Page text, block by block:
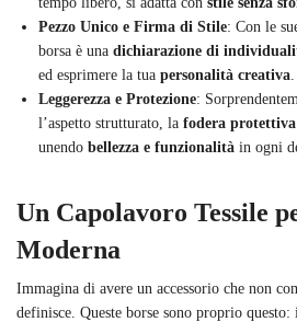
Pezzo Unico e Firma di Stile: Con le
borsa è una dichiarazione di
ed esprimere la tua personalità creativa
Leggerezza e Protezione:
l’aspetto strutturato, la fodera protettiva
unendo bellezza e funzionalità in ogni
Un Capolavoro Tessile
Moderna
Immagina di avere un accessorio che non
definisce. Queste borse sono proprio